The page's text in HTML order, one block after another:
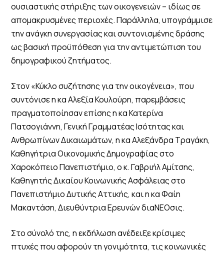
ουσιαστικής στήριξης των οικογενειών – ιδίως σε
απομακρυσμένες περιοχές. Παράλληλα, υπογράμμισε
την ανάγκη συνεργασίας και συντονισμένης δράσης
ως βασική προϋπόθεση για την αντιμετώπιση του
δημογραφικού ζητήματος.
Στον «Κύκλο συζήτησης για την οικογένεια», που
συντόνισε η κα Αλεξία Κουλούρη, παρεμβάσεις
πραγματοποίησαν επίσης η κα Κατερίνα
Πατσογιάννη, Γενική Γραμματέας Ισότητας και
Ανθρωπίνων Δικαιωμάτων, η κα Αλεξάνδρα Τραγάκη,
Καθηγήτρια Οικονομικής Δημογραφίας στο
Χαροκόπειο Πανεπιστήμιο, ο κ. Γαβριήλ Αμίτσης,
Καθηγητής Δικαίου Κοινωνικής Ασφάλειας στο
Πανεπιστήμιο Δυτικής Αττικής, και η κα Φαίη
Μακαντάση, Διευθύντρια Ερευνών διαΝΕΟσις.
Στο σύνολό της, η εκδήλωση ανέδειξε κρίσιμες
πτυχές που αφορούν τη γονιμότητα, τις κοινωνικές